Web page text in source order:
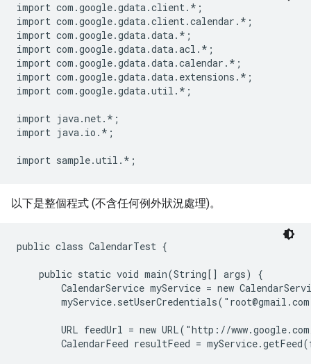
import com.google.gdata.client.*;
import com.google.gdata.client.calendar.*;
import com.google.gdata.data.*;
import com.google.gdata.data.acl.*;
import com.google.gdata.data.calendar.*;
import com.google.gdata.data.extensions.*;
import com.google.gdata.util.*;
import java.net.*;
import java.io.*;
以下是整個程式 (不含任何例外狀況處理)。
public class CalendarTest {
    public static void main(String[] args) {
CalendarService myService = new
URL feedUrl = new URL("http://
CalendarFeed resultFeed =